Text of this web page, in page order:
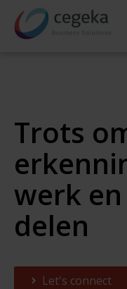
Trots
werk
delen
Let's connect